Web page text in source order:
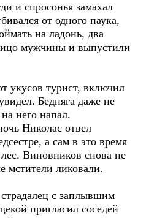
и спросонья замахал
от одного паука,
на ладонь, два
мужчины и выпустили
укусов турист, включил
Бедняга даже не
него напал.
Николас отвел
а сам в это время
Виновников снова не
ликовали.
с заплывшим
пригласил соседей